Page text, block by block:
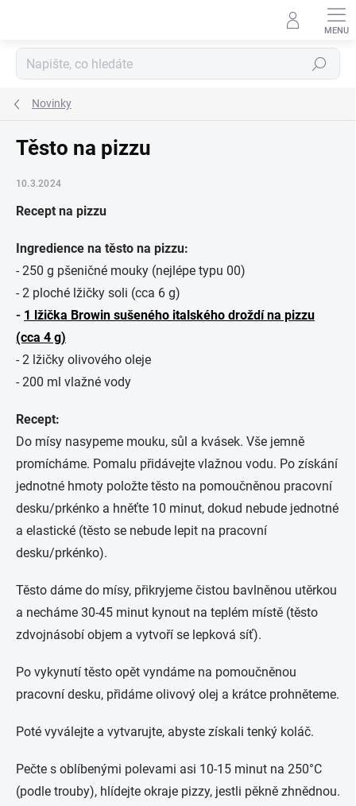
Hledat
Novinky
Těsto na pizzu
10.3.2024
Recept na pizzu
Ingredience na těsto na pizzu:
- 250 g pšeničné mouky (nejlépe typu 00)
- 2 ploché lžičky soli (cca 6 g)
- 1 lžička Browin sušeného italského droždí na pizzu
(cca 4 g)
- 2 lžičky olivového oleje
- 200 ml vlažné vody
Recept:
Do mísy nasypeme mouku, sůl a kvásek. Vše jemně
promícháme. Pomalu přidávejte vlažnou vodu. Po získání
jednotné hmoty položte těsto na pomoučněnou pracovní
desku/prkénko a hněťte 10 minut, dokud nebude jednotné
a elastické (těsto se nebude lepit na pracovní
desku/prkénko).
Těsto dáme do mísy, přikryjeme čistou bavlněnou utěrkou
a necháme 30-45 minut kynout na teplém místě (těsto
zdvojnásobí objem a vytvoří se lepková síť).
Po vykynutí těsto opět vyndáme na pomoučněnou
pracovní desku, přidáme olivový olej a krátce prohněteme.
Poté vyválejte a vytvarujte, abyste získali tenký koláč.
Pečte s oblíbenými polevami asi 10-15 minut na 250°C
(podle trouby), hlídejte okraje pizzy, jestli pěkně zhnědnou.